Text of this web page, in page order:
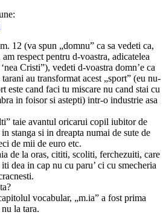
12 (va spun „domnu” ca sa vedeti ca,
respect pentru d-voastra, adicatelea
Cristi”), vedeti d-voastra domn’e ca
au transformat acest „sport” (eu nu-
este cand faci tu miscare nu cand stai cu
in foisor si astepti) intr-o industrie asa
taie avantul oricarui copil iubitor de
stanga si in dreapta numai de sute de
de mii de euro etc.
de la oras, cititi, scoliti, ferchezuiti, care
dea in cap nu cu paru’ ci cu smecheria
vocabular, „m.ia” a fost prima
la tara.